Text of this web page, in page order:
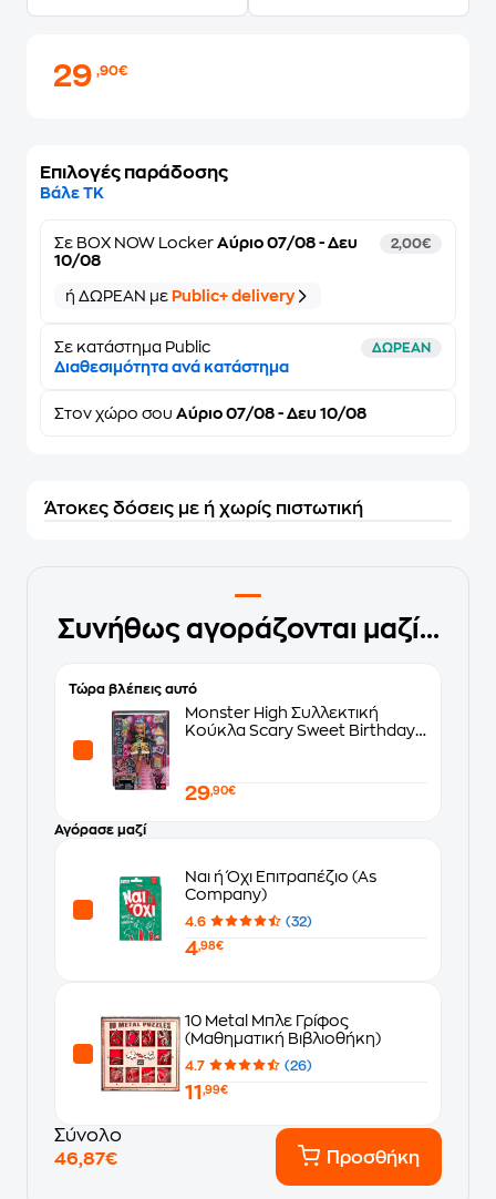
29,90€
Επιλογές παράδοσης
Βάλε ΤΚ
Σε BOX NOW Locker Αύριο 07/08 - Δευ
10/08
2,00€
ή ΔΩΡΕΑΝ με Public+ delivery
Σε κατάστημα Public ΔΩΡΕΑΝ
Διαθεσιμότητα ανά κατάστημα
Στον χώρο σου Αύριο 07/08 - Δευ 10/08
Άτοκες δόσεις με ή χωρίς πιστωτική
Συνήθως αγοράζονται μαζί...
Τώρα βλέπεις αυτό
Monster High Συλλεκτική
Κούκλα Scary Sweet Birthday -
29,90€
Αγόρασε μαζί
Ναι ή Όχι Επιτραπέζιο (As
Company)
4.6 (32)
4,98€
10 Metal Μπλε Γρίφος
(Μαθηματική Βιβλιοθήκη)
4.7 (26)
11 ,99€
Σύνολο
46,87€
Προσθήκη